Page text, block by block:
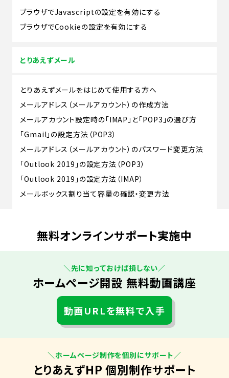
ブラウザでJavascriptの設定を有効にする
ブラウザでCookieの設定を有効にする
とりあえずメール
とりあえずメールをはじめて使用する方へ
メールアドレス（メールアカウント）の作成方法
メールアカウント設定時の「IMAP」と「POP3」の選び方
「Gmail」の設定方法（POP3）
メールアドレス（メールアカウント）のパスワード変更方法
「Outlook 2019」の設定方法（POP3）
「Outlook 2019」の設定方法（IMAP）
メールボックス割り当て容量の確認・変更方法
無料オンラインサポート実施中
＼先に知っておけば損しない／
ホームページ開設 無料動画講座
動画URLを無料で入手
＼ホームページ制作を個別にサポート／
とりあえずHP 個別制作サポート